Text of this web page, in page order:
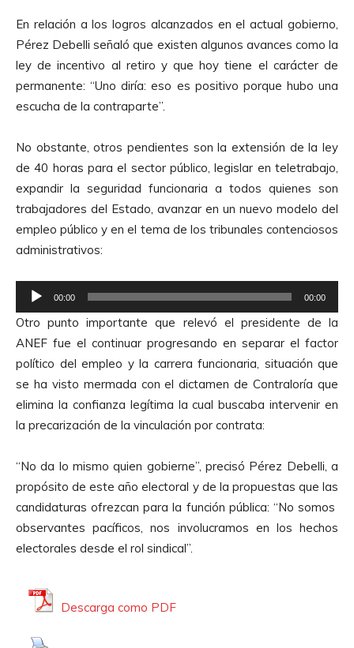
c
t
o
r
d
A
u
d
o
En relación a los logros alcanzados en el actual gobierno,
Pérez Debelli señaló que existen algunos avances como la
ley de incentivo al retiro y que hoy tiene el carácter de
permanente: “Uno diría: eso es positivo porque hubo una
escucha de la contraparte”.
No obstante, otros pendientes son la extensión de la ley
de 40 horas para el sector público, legislar en teletrabajo,
expandir la seguridad funcionaria a todos quienes son
trabajadores del Estado, avanzar en un nuevo modelo del
empleo público y en el tema de los tribunales contenciosos
administrativos:
e
p
r
o
d
u
c
o
r
d
e
A
00:00 00:00
Otro punto importante que relevó el presidente de la
ANEF fue el continuar progresando en separar el factor
político del empleo y la carrera funcionaria, situación que
se ha visto mermada con el dictamen de Contraloría que
elimina la confianza legítima la cual buscaba intervenir en
la precarización de la vinculación por contrata:
“No da lo mismo quien gobierne”, precisó Pérez Debelli, a
propósito de este año electoral y de la propuestas que las
candidaturas ofrezcan para la función pública: “No somos
observantes pacíficos, nos involucramos en los hechos
electorales desde el rol sindical”.
Descarga como PDF